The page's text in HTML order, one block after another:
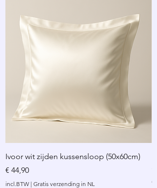
Ivoor wit zijden kussensloop (50x60cm)
Prijs
€ 44,90
incl.BTW | Gratis verzending in NL €